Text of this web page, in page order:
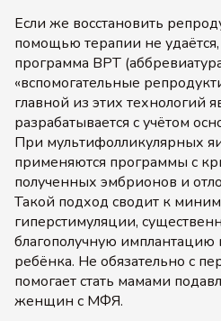
Если же восстановить
помощью терапии не
программа ВРТ
«вспомогательные
главной из этих технологий
разрабатывается с учётом
При мультифолликулярных
применяются программы с
полученных эмбрионов и
Такой подход сводит к
гиперстимуляции,
благополучную
ребёнка. Не обязательно с
помогает стать мамами
женщин с МФЯ.